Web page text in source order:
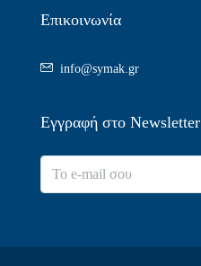
Επικοινωνία
info@symak.gr
Εγγραφή στο Newsletter